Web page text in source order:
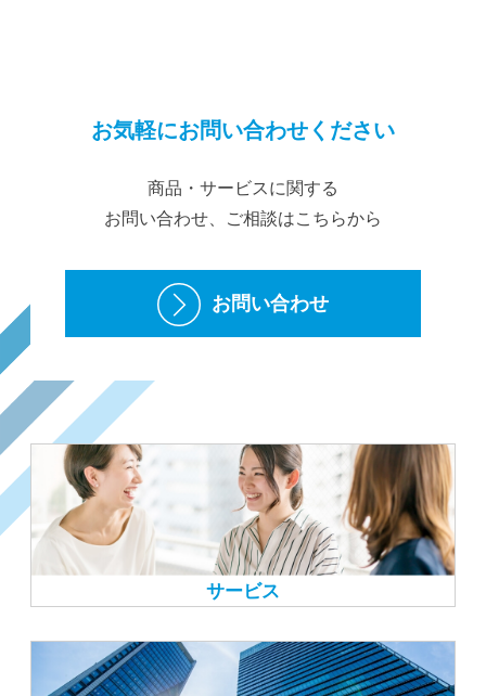
お気軽にお問い合わせください
商品・サービスに関する
お問い合わせ、ご相談はこちらから
お問い合わせ
サービス